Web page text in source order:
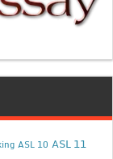
ASL 10 ASL 11